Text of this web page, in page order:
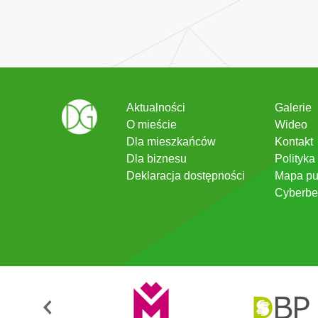
Aktualności
O mieście
Dla mieszkańców
Dla biznesu
Deklaracja dostępności
Galerie
Wideo
Kontakt
Mapa